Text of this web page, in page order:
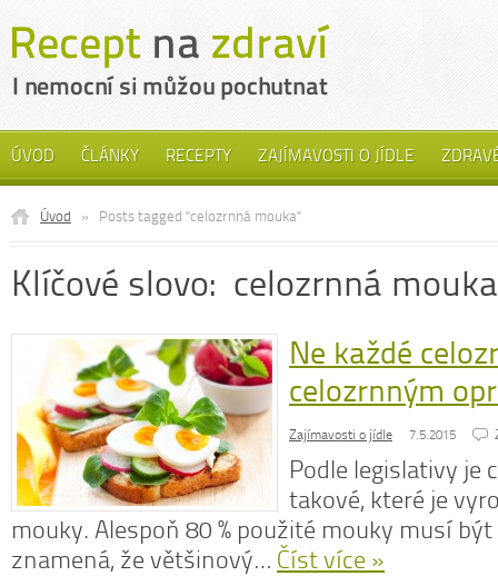
ÚVOD ČLÁNKY RECEPTY ZAJÍMAVOSTI O JÍDLE
Úvod » Posts tagged "celozrnná mouka"
Klíčové slovo: celozrnná mouka
Ne každé
celozrnným
Zajímavosti o jídle 7.5.2015
Podle legislativy je
takové, které je
mouky. Alespoň 80 % použité mouky musí
znamená, že většinový… Číst více »